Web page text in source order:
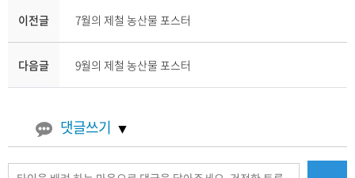
이전글 7월의 제철 농산물 포스터
다음글 9월의 제철 농산물 포스터
댓글쓰기